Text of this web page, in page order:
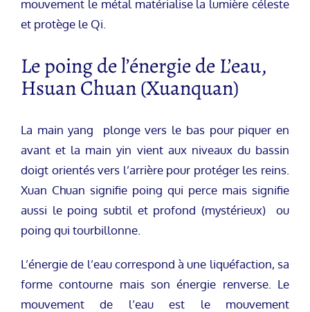
mouvement le métal matérialise la lumière céleste
et protège le Qi.
Le poing de l’énergie de L’eau,
Hsuan Chuan (Xuanquan)
La main yang plonge vers le bas pour piquer en
avant et la main yin vient aux niveaux du bassin
doigt orientés vers l’arrière pour protéger les reins.
Xuan Chuan signifie poing qui perce mais signifie
aussi le poing subtil et profond (mystérieux) ou
poing qui tourbillonne.
L’énergie de l’eau correspond à une liquéfaction, sa
forme contourne mais son énergie renverse. Le
mouvement de l’eau est le mouvement